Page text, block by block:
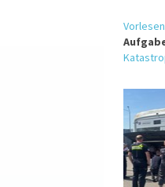
Vorlesen